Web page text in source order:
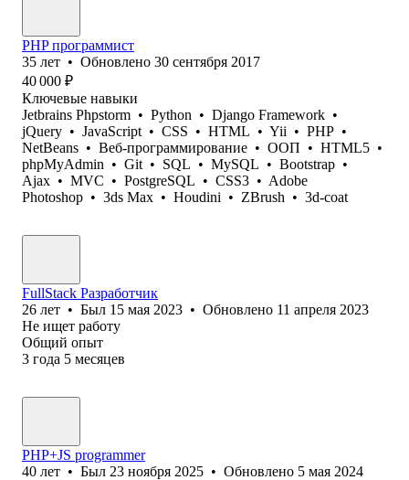
PHP программист
35 лет • Обновлено 30 сентября 2017
40 000 ₽
Ключевые навыки
Jetbrains Phpstorm • Python • Django Framework •
jQuery • JavaScript • CSS • HTML • Yii • PHP •
NetBeans • Веб-программирование • ООП • HTML5 •
phpMyAdmin • Git • SQL • MySQL • Bootstrap •
Ajax • MVC • PostgreSQL • CSS3 • Adobe
Photoshop • 3ds Max • Houdini • ZBrush • 3d-coat
FullStack Разработчик
26 лет • Был 15 мая 2023 • Обновлено 11 апреля 2023
Не ищет работу
Общий опыт
3 года 5 месяцев
PHP+JS programmer
40 лет • Был 23 ноября 2025 • Обновлено 5 мая 2024